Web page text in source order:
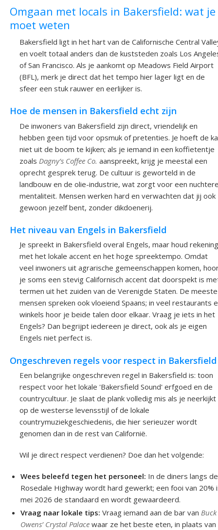
Omgaan met locals in Bakersfield: wat je
moet weten
Bakersfield ligt in het hart van de Californische Central
en voelt totaal anders dan de kuststeden zoals Los
of San Francisco. Als je aankomt op Meadows Field Airport
(BFL), merk je direct dat het tempo hier lager ligt en de
sfeer een stuk rauwer en eerlijker is.
Hoe de mensen in Bakersfield echt zijn
De inwoners van Bakersfield zijn direct, vriendelijk en
hebben geen tijd voor opsmuk of pretenties. Je hoeft de
niet uit de boom te kijken; als je iemand in een koffietentje
zoals Dagny’s Coffee Co. aanspreekt, krijg je meestal een
oprecht gesprek terug. De cultuur is geworteld in de
landbouw en de olie-industrie, wat zorgt voor een
mentaliteit. Mensen werken hard en verwachten dat jij ook
gewoon jezelf bent, zonder dikdoenerij.
Het niveau van Engels in Bakersfield
Je spreekt in Bakersfield overal Engels, maar houd rekening
met het lokale accent en het hoge spreektempo. Omdat
veel inwoners uit agrarische gemeenschappen komen,
je soms een stevig Californisch accent dat doorspekt is
termen uit het zuiden van de Verenigde Staten. De meeste
mensen spreken ook vloeiend Spaans; in veel restaurants
winkels hoor je beide talen door elkaar. Vraag je iets in het
Engels? Dan begrijpt iedereen je direct, ook als je eigen
Engels niet perfect is.
Ongeschreven regels voor respect in Bakersfield
Een belangrijke ongeschreven regel in Bakersfield is: toon
respect voor het lokale 'Bakersfield Sound' erfgoed en de
countrycultuur. Je slaat de plank volledig mis als je neerkijkt
op de westerse levensstijl of de lokale
countrymuziekgeschiedenis, die hier serieuzer wordt
genomen dan in de rest van Californië.
Wil je direct respect verdienen? Doe dan het volgende:
Wees beleefd tegen het personeel: In de diners langs de
Rosedale Highway wordt hard gewerkt; een fooi van 20%
mei 2026 de standaard en wordt gewaardeerd.
Vraag naar lokale tips: Vraag iemand aan de bar vanBuck
Owens’ Crystal Palace waar ze het beste eten, in plaats van